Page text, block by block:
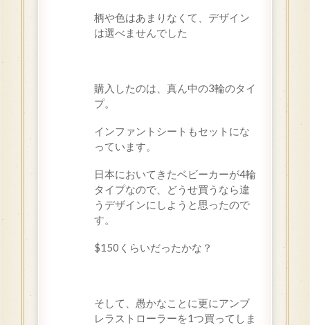
柄や色はあまりなくて、デザイン
は選べませんでした
購入したのは、真ん中の3輪のタイ
プ。
インファントシートもセットにな
っています。
日本においてきたベビーカーが4輪
タイプなので、どうせ買うなら違
うデザインにしようと思ったので
す。
$150 くらいだったかな？
そして、愚かなことに更にアンブ
レラストローラーを1つ買ってしま